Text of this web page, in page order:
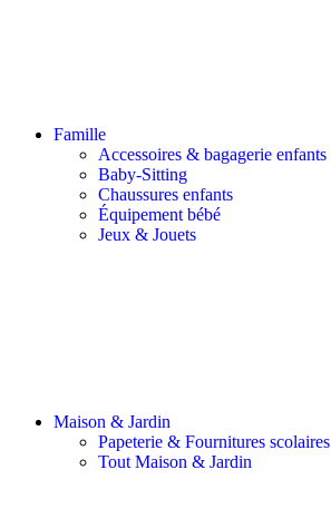
Famille
Accessoires & bagagerie enfants
Baby-Sitting
Chaussures enfants
Équipement bébé
Jeux & Jouets
Maison & Jardin
Papeterie & Fournitures scolaires
Tout Maison & Jardin